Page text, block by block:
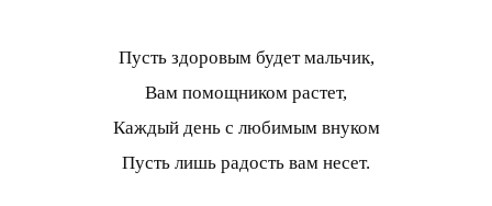
Пусть здоровым будет мальчик,
Вам помощником растет,
Каждый день с любимым внуком
Пусть лишь радость вам несет.